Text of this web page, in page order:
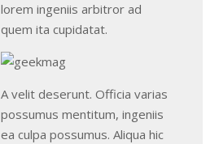
lorem ingeniis arbitror ad
quem ita cupidatat.
A velit deserunt. Officia varias
possumus mentitum, ingeniis
ea culpa possumus. Aliqua hic